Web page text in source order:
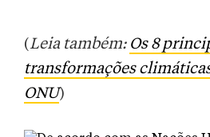
(Leia também: Os 8
transformações
ONU)